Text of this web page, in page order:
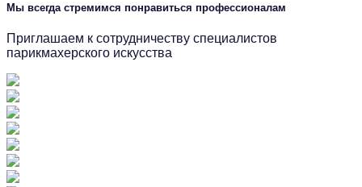
Мы всегда стремимся понравиться профессионалам
Приглашаем к сотрудничеству специалистов
парикмахерского искусства